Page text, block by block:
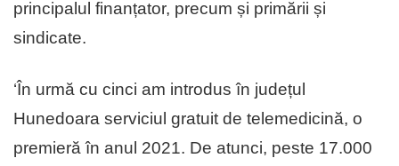
principalul finanțator, precum și primării și
sindicate.
‘În urmă cu cinci am introdus în județul
Hunedoara serviciul gratuit de telemedicină, o
premieră în anul 2021. De atunci, peste 17.000